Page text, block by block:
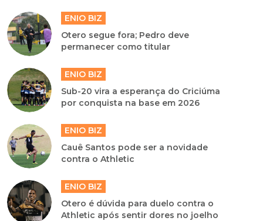
ENIO BIZ
Otero segue fora; Pedro deve
permanecer como titular
ENIO BIZ
Sub-20 vira a esperança do Criciúma
por conquista na base em 2026
ENIO BIZ
Cauê Santos pode ser a novidade
contra o Athletic
ENIO BIZ
Otero é dúvida para duelo contra o
Athletic após sentir dores no joelho